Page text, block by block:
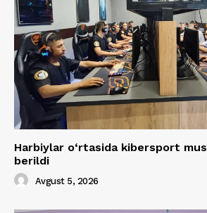
Harbiylar o‘rtasida kibersport
berildi
Avgust 5, 2026